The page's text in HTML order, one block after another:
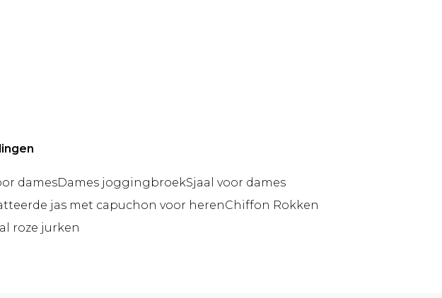
damesDames joggingbroekSjaal voor dames
jas met capuchon voor herenChiffon Rokken
roze jurken